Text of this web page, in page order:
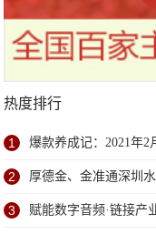
热度排行
1 爆款养成记：2021年2
2 厚德金、金准通深圳
3 赋能数字音频·链接